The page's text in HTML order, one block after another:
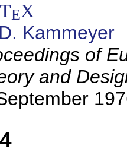
EX
Kammeyer
of
and